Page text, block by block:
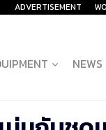
ADVERTISEMENT
NEWS